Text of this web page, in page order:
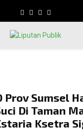
Facebook
TwitterInstagram
Prov Sumsel
Di Taman
Ksetra